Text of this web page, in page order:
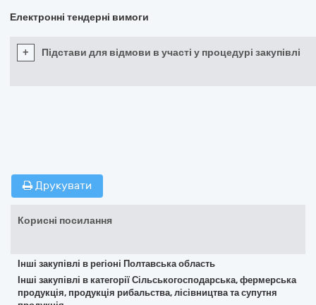
Електронні тендерні вимоги
+ Підстави для відмови в участі у процедурі закупівлі
Друкувати
Корисні посилання
Інші закупівлі в регіоні Полтавська область
Інші закупівлі в категорії Сільськогосподарська, фермерська
продукція, продукція рибальства, лісівництва та супутня